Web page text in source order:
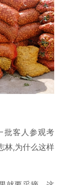
批客人参观考
林,为什么这样